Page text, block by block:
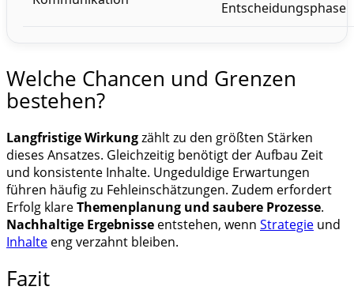
Entscheidungsphase
Welche Chancen und Grenzen
bestehen?
Langfristige Wirkungzählt zu den größten Stärken
dieses Ansatzes. Gleichzeitig benötigt der Aufbau Zeit
und konsistente Inhalte. Ungeduldige Erwartungen
führen häufig zu Fehleinschätzungen. Zudem erfordert
Erfolg klareThemenplanung und saubere Prozesse.
Nachhaltige Ergebnisse entstehen, wenn Strategie und
Inhalte eng verzahnt bleiben.
Fazit